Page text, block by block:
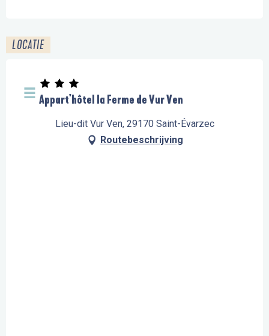
LOCATIE
Appart'hôtel la Ferme de Vur Ven
Lieu-dit Vur Ven, 29170 Saint-Évarzec
Routebeschrijving